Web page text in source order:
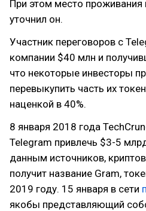
При этом место проживания
уточнил он.
Участник переговоров с
компании $40 млн и
что некоторые инвесторы
перевыкупить часть их
наценкой в 40%.
8 января 2018 года
Telegram привлечь $3-5
данным источников,
получит название Gram,
2019 году. 15 января в сети
якобы представляющий